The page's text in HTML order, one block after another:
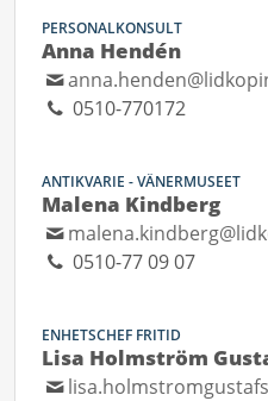
PERSONALKONSULT
Anna Hendén
0510-770172
ANTIKVARIE - VÄNERMUSEET
Malena Kindberg
0510-77 09 07
ENHETSCHEF FRITID
Lisa Holmström